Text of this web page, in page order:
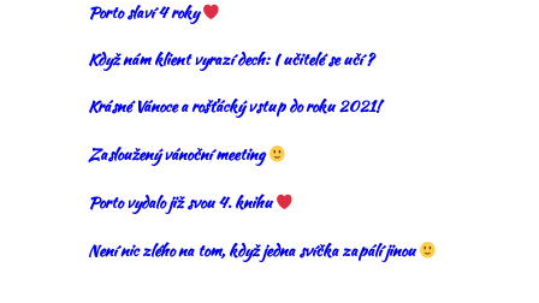
Porto slaví 4 roky
Když nám klient vyrazí dech: I učitelé se učí ?
Krásné Vánoce a rošťácký vstup do roku 2021!
Zasloužený vánoční meeting
Porto vydalo již svou 4. knihu
Není nic zlého na tom, když jedna svíčka zapálí jinou